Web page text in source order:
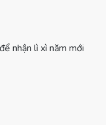
nhận lì xì năm mới